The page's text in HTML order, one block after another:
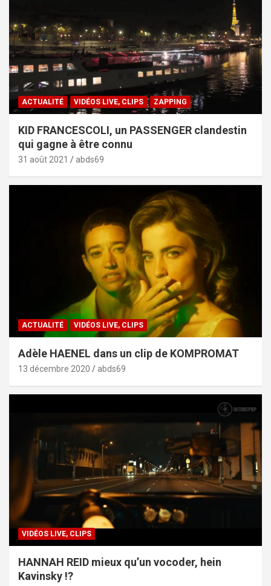
ACTUALITÉ VIDÉOS LIVE, CLIPS ZAPPING
KID FRANCESCOLI, un PASSENGER clandestin
qui gagne à être connu
31 août 2021 abds69
ACTUALITÉ VIDÉOS LIVE, CLIPS
Adèle HAENEL dans un clip de KOMPROMAT
13 décembre 2020 abds69
VIDÉOS LIVE, CLIPS
HANNAH REID mieux qu’un vocoder, hein
Kavinsky !?